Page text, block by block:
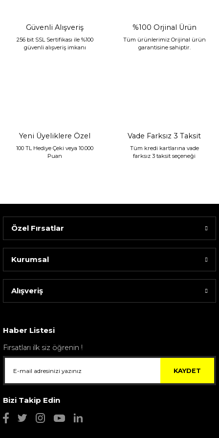
Sarev Elfıda Flanel Nevresim Takımı Çift Kişili...
Güvenli Alışveriş
256 bit SSL Sertifikası ile %100
güvenli alışveriş imkanı
%100 Orjinal Ürün
Tüm ürünlerimiz Orijinal ürün
garantisine sahiptir.
Yeni Üyeliklere Özel
100 TL Hediye Çeki veya 10.000
Puan
Vade Farksız 3 Taksit
Tüm kredi kartlarına vade
farksız 3 taksit seçeneği
Özel Fırsatlar
Kurumsal
Alışveriş
Haber Listesi
Fırsatları ilk siz öğrenin !
KAYDET
Bizi Takip Edin